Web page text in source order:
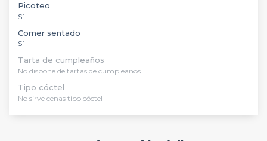
Picoteo
Sí
Comer sentado
Sí
Tarta de cumpleaños
No dispone de tartas de cumpleaños
Tipo cóctel
No sirve cenas tipo cóctel